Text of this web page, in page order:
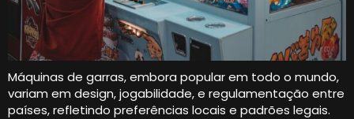
Máquinas de garras, embora popular em todo o mundo,
variam em design, jogabilidade, e regulamentação entre
países, refletindo preferências locais e padrões legais.